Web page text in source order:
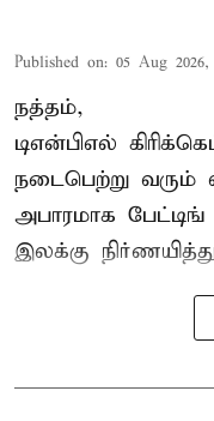
Published on: 05 Aug 2026,
நத்தம்,
டிஎன்பிஎல்
நடைபெற்று வரும்
அபாரமாக
இலக்கு